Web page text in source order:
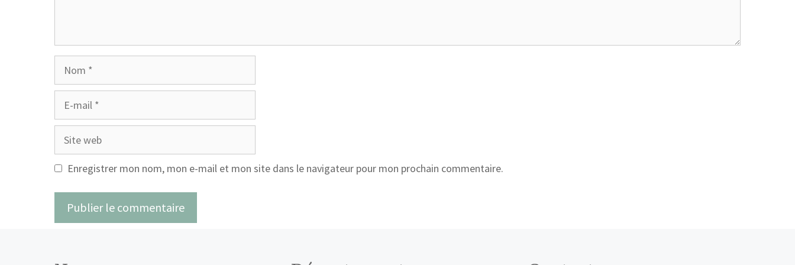
Site
Enregistrer mon nom, mon e-mail et mon site dans le navigateur pour mon prochain commentaire.